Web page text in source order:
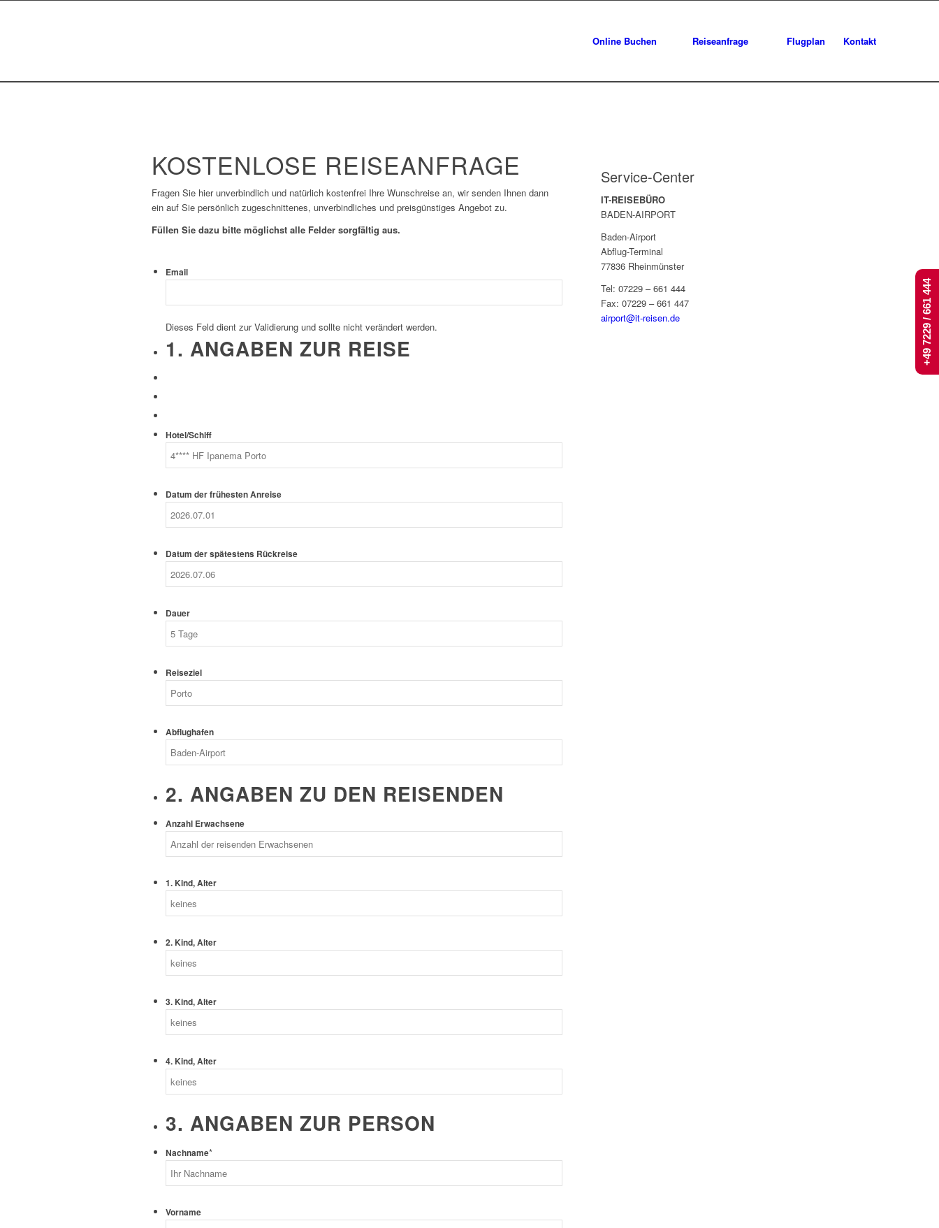
Online Buchen Reiseanfrage Flugplan Kontakt
KOSTENLOSE REISEANFRAGE
Fragen Sie hier unverbindlich und natürlich kostenfrei Ihre Wunschreise an, wir senden Ihnen dann
ein auf Sie persönlich zugeschnittenes, unverbindliches und preisgünstiges Angebot zu.
Füllen Sie dazu bitte möglichst alle Felder sorgfältig aus.
Email
Dieses Feld dient zur Validierung und sollte nicht verändert werden.
1. ANGABEN ZUR REISE
Hotel/Schiff
Datum der frühesten Anreise
Datum der spätestens Rückreise
Dauer
Reiseziel
Abflughafen
2. ANGABEN ZU DEN REISENDEN
Anzahl Erwachsene
1. Kind, Alter
2. Kind, Alter
3. Kind, Alter
4. Kind, Alter
3. ANGABEN ZUR PERSON
Nachname*
Vorname
Service-Center
IT-REISEBÜRO
BADEN-AIRPORT
Baden-Airport
Abflug-Terminal
77836 Rheinmünster
Tel: 07229 – 661 444
Fax: 07229 – 661 447
airport@it-reisen.de
+49 7229 / 661 444